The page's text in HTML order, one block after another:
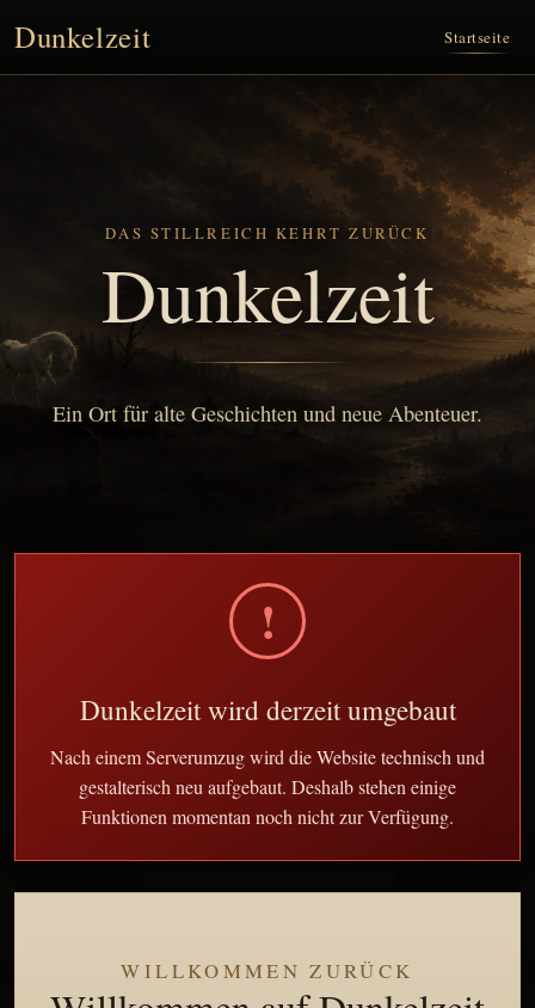
Dunkelzeit Startseite
DAS STILLREICH KEHRT ZURÜCK
Dunkelzeit
Ein Ort für alte Geschichten und neue Abenteuer.
!
Dunkelzeit wird derzeit umgebaut
Nach einem Serverumzug wird die Website technisch und
gestalterisch neu aufgebaut. Deshalb stehen einige
Funktionen momentan noch nicht zur Verfügung.
WILLKOMMEN ZURÜCK